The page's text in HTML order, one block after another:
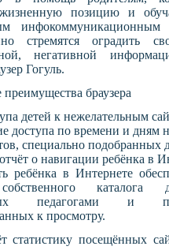
позицию и
инфокоммуникационным
стремятся оградить
негативной
Гогуль.
браузера
детей к нежелательным
доступа по времени и дням
специально подобранных
о навигации ребёнка в
ребёнка в Интернете
каталога
педагогами и
к просмотру.
статистику посещённых